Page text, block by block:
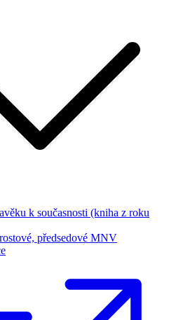
k současnosti (kniha z roku
předsedové MNV